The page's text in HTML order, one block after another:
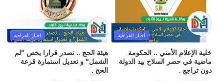
اخبار العراقية
خلية الإعلام الأمني .. الحكومة
ماضية في حصر السلاح بيد الدولة
دون تراجع .
اخبار العراقية
هيئة الحج .. تصدر قرارا يخص "لم
الشمل" و تعديل استمارة قرعة
الحج .